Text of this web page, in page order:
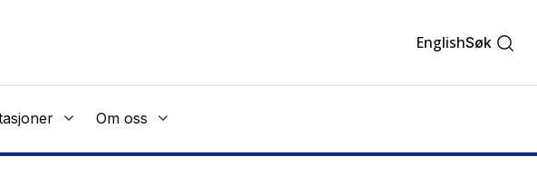
EnglishSøk
Om oss